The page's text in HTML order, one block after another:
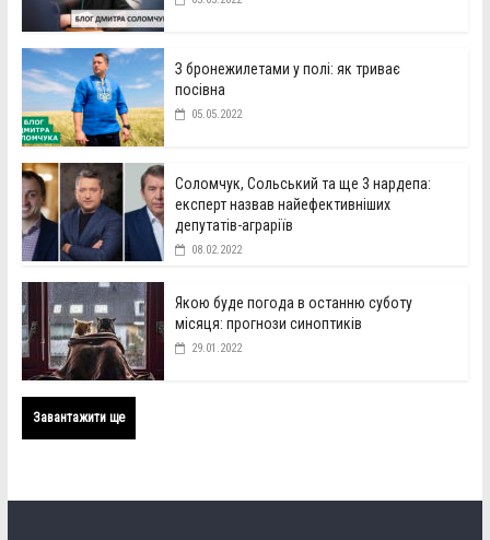
З бронежилетами у полі: як триває
посівна
05.05.2022
Соломчук, Сольський та ще 3 нардепа:
експерт назвав найефективніших
депутатів-аграріїв
08.02.2022
Якою буде погода в останню суботу
місяця: прогнози синоптиків
29.01.2022
Завантажити ще